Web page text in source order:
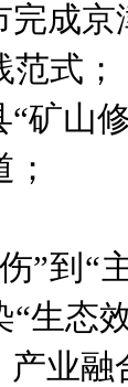
成京
式；
山修
”到“
“生态
产业